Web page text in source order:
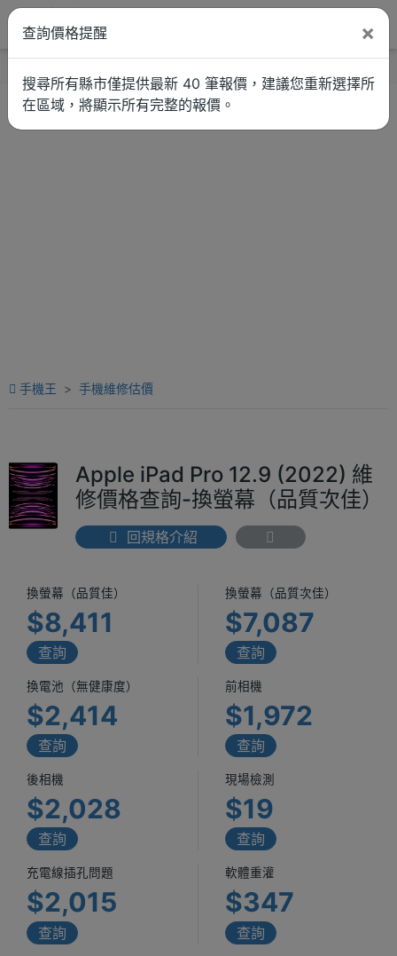
手機王 手機維修估價
Apple iPad Pro 12.9 (2022) 維
修價格查詢-換螢幕（品質次佳）
回規格介紹
換螢幕（品質佳）
$8,411
查詢
換螢幕（品質次佳）
$7,087
查詢
換電池（無健康度）
$2,414
查詢
前相機
$1,972
查詢
後相機
$2,028
查詢
現場檢測
$19
查詢
充電線插孔問題
$2,015
查詢
軟體重灌
$347
查詢
查詢價格提醒 ×
搜尋所有縣市僅提供最新 40 筆報價，建議您重新選擇所
在區域，將顯示所有完整的報價。